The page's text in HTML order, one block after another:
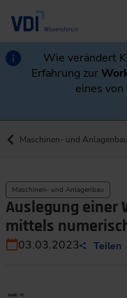
Wie verändert
Erfahrung zur
eines
Maschinen- und Anlagenbau
Maschinen- und Anlagenbau
Auslegung einer
mittels
03.03.2023 Teilen